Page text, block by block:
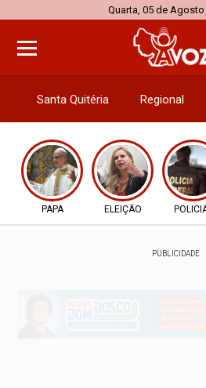
Quarta, 05 de
Santa Quitéria Regional
PAPA ELEIÇÃO
PUBLICIDADE